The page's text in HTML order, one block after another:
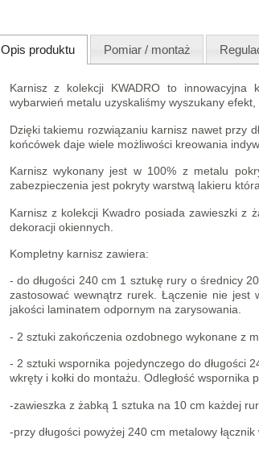
Opis produktu Pomiar / montaż
Karnisz z kolekcji KWADRO to innowacyjna
wybarwień metalu uzyskaliśmy wyszukany
Dzięki takiemu rozwiązaniu karnisz nawet przy
końcówek daje wiele możliwości kreowania
Karnisz wykonany jest w 100% z metalu
zabezpieczenia jest pokryty warstwą lakieru
Karnisz z kolekcji Kwadro posiada zawieszki z
dekoracji okiennych.
Kompletny karnisz zawiera:
- do długości 240 cm 1 sztukę rury o średnicy
zastosować wewnątrz rurek. Łączenie nie jest
jakości laminatem odpornym na zarysowania.
- 2 sztuki zakończenia ozdobnego wykonane z
- 2 sztuki wspornika pojedynczego do długości
wkręty i kołki do montażu. Odległość
-zawieszka z żabką 1 sztuka na 10 cm każdej
-przy długości powyżej 240 cm metalowy